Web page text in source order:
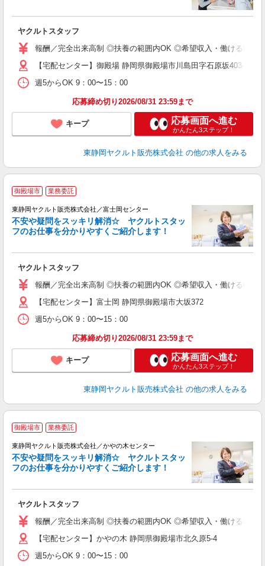
ヤクルトスタッフ
報酬／完全出来高制 ◎扶養の範囲内OK ◎希望収入・働ける時間
【宅配センター】御殿場 静岡県御殿場市川島田字石原坂403-12
週5からOK 9：00〜15：00
応募締め切り2026/08/31 23:59まで
キープ 応募画面へ進む
かんたん3ステップ！
東静岡ヤクルト販売株式会社 の他の求人をみる
御殿場市 業務委託
東静岡ヤクルト販売株式会社／富士岡センター
不安や疑問をスッキリ解消☆ ヤクルトスタッ
フのお仕事を分かりやすくご紹介します！
ヤクルトスタッフ
報酬／完全出来高制 ◎扶養の範囲内OK ◎希望収入・働ける時間
【宅配センター】富士岡 静岡県御殿場市大坂372
週5からOK 9：00〜15：00
応募締め切り2026/08/31 23:59まで
キープ 応募画面へ進む
かんたん3ステップ！
東静岡ヤクルト販売株式会社 の他の求人をみる
御殿場市 業務委託
東静岡ヤクルト販売株式会社／かやの木センター
不安や疑問をスッキリ解消☆ ヤクルトスタッ
フのお仕事を分かりやすくご紹介します！
ヤクルトスタッフ
報酬／完全出来高制 ◎扶養の範囲内OK ◎希望収入・働ける時間
【宅配センター】かやの木 静岡県御殿場市北久原5-4
週5からOK 9：00〜15：00